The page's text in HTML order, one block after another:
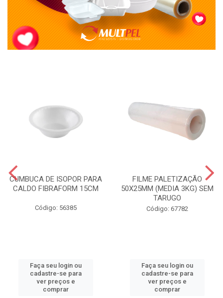
CUMBUCA DE ISOPOR PARA
CALDO FIBRAFORM 15CM
Código: 56385
Faça seu login ou
cadastre-se para
ver preços e
comprar
FILME PALETIZAÇÃO
50X25MM (MEDIA 3KG) SEM
TARUGO
Código: 67782
Faça seu login ou
cadastre-se para
ver preços e
comprar